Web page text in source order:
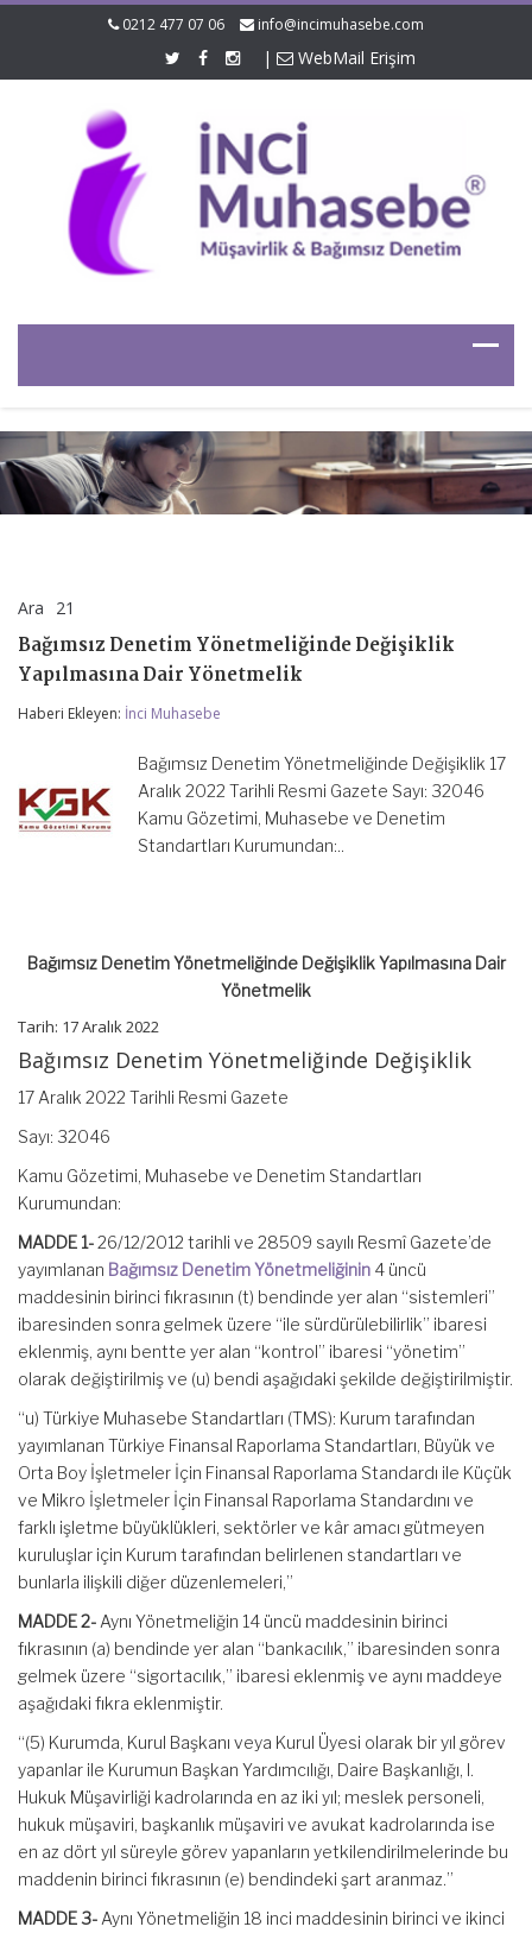
0212 477 07 06 info@incimuhasebe.com
| WebMail Erişim
Ara 21
Yönetmeliğinde
Değişiklik
Dair
Bağımsız Denetim Yönetmeliğinde Değişiklik
Yapılmasına Dair Yönetmelik
Haberi Ekleyen: İnci Muhasebe
Bağımsız Denetim Yönetmeliğinde Değişiklik 17
Aralık 2022 Tarihli Resmi Gazete Sayı: 32046
Kamu Gözetimi, Muhasebe ve Denetim
Standartları Kurumundan:..
Bağımsız Denetim Yönetmeliğinde Değişiklik Yapılmasına Dair
Yönetmelik
Tarih: 17 Aralık 2022
Bağımsız Denetim Yönetmeliğinde Değişiklik
17 Aralık 2022 Tarihli Resmi Gazete
Sayı: 32046
Kamu Gözetimi, Muhasebe ve Denetim Standartları
Kurumundan:
MADDE 1-26/12/2012 tarihli ve 28509 sayılı Resmî Gazete’de
yayımlanan Bağımsız Denetim Yönetmeliğinin 4 üncü
maddesinin birinci fıkrasının (t) bendinde yer alan “sistemleri”
ibaresinden sonra gelmek üzere “ile sürdürülebilirlik” ibaresi
eklenmiş, aynı bentte yer alan “kontrol” ibaresi “yönetim”
olarak değiştirilmiş ve (u) bendi aşağıdaki şekilde değiştirilmiştir.
“u) Türkiye Muhasebe Standartları (TMS): Kurum tarafından
yayımlanan Türkiye Finansal Raporlama Standartları, Büyük ve
Orta Boy İşletmeler İçin Finansal Raporlama Standardı ile Küçük
ve Mikro İşletmeler İçin Finansal Raporlama Standardını ve
farklı işletme büyüklükleri, sektörler ve kâr amacı gütmeyen
kuruluşlar için Kurum tarafından belirlenen standartları ve
bunlarla ilişkili diğer düzenlemeleri,”
MADDE 2- Aynı Yönetmeliğin 14 üncü maddesinin birinci
fıkrasının (a) bendinde yer alan “bankacılık,” ibaresinden sonra
gelmek üzere “sigortacılık,” ibaresi eklenmiş ve aynı maddeye
aşağıdaki fıkra eklenmiştir.
“(5) Kurumda, Kurul Başkanı veya Kurul Üyesi olarak bir yıl görev
yapanlar ile Kurumun Başkan Yardımcılığı, Daire Başkanlığı, I.
Hukuk Müşavirliği kadrolarında en az iki yıl; meslek personeli,
hukuk müşaviri, başkanlık müşaviri ve avukat kadrolarında ise
en az dört yıl süreyle görev yapanların yetkilendirilmelerinde bu
maddenin birinci fıkrasının (e) bendindeki şart aranmaz.”
MADDE 3- Aynı Yönetmeliğin 18 inci maddesinin birinci ve ikinci